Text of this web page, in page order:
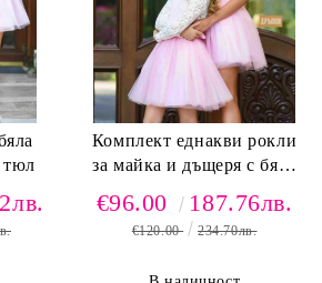
тюл
Комплект еднакви рокли
за майка и дъщеря с бяла
€96.00 187.76лв.
€120.00 234.70лв.